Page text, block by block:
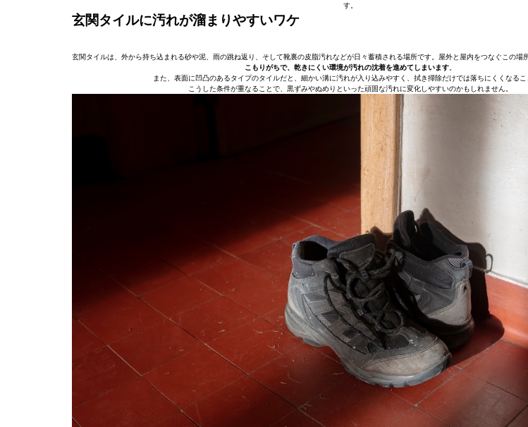
す。
玄関タイルに汚れが溜まりやすいワケ
玄関タイルは、外から持ち込まれる砂や泥、雨の跳ね返り、そして靴裏の皮脂汚れなどが日々蓄積される場所です。屋外と屋内をつなぐこの場所
こもりがちで、乾きにくい環境が汚れの沈着を進めてしまいます。
また、表面に凹凸のあるタイプのタイルだと、細かい溝に汚れが入り込みやすく、拭き掃除だけでは落ちにくくなるこ
こうした条件が重なることで、黒ずみやぬめりといった頑固な汚れに変化しやすいのかもしれません。